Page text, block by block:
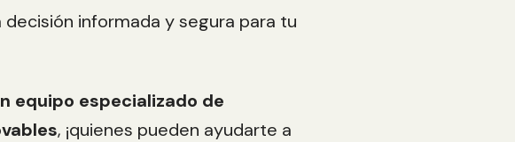
informada y segura para tu
equipo especializado de
, ¡quienes pueden ayudarte a